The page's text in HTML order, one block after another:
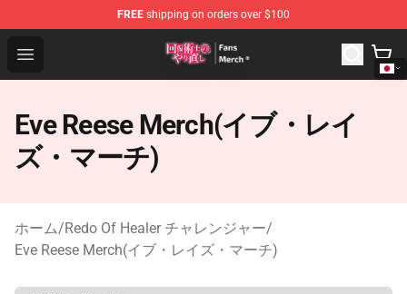
FREE shipping on orders over $100
Open menu
Redo Of Healer Store - Official Redo Of Healer
Eve Reese Merch(イブ・レイ
ズ・マーチ)
ホーム/Redo Of Healer チャレンジャー/
Eve Reese Merch(イブ・レイズ・マーチ)